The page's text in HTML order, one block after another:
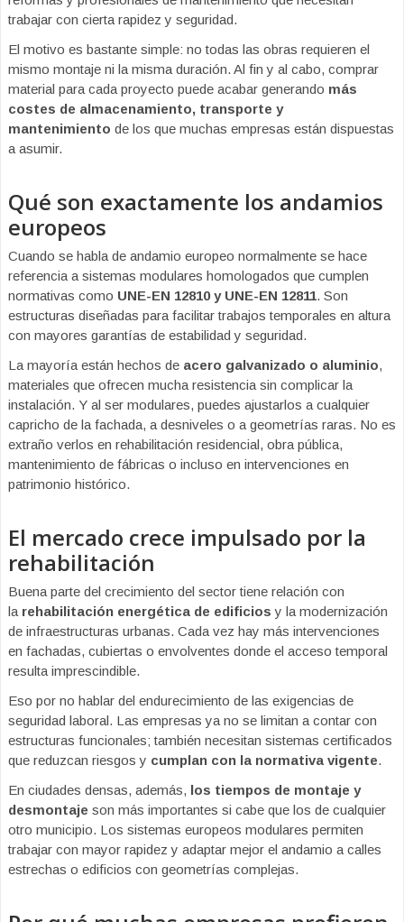
trabajar con cierta rapidez y seguridad.
El motivo es bastante simple: no todas las obras requieren el
mismo montaje ni la misma duración. Al fin y al cabo, comprar
material para cada proyecto puede acabar generando más
costes de almacenamiento, transporte y
mantenimiento de los que muchas empresas están dispuestas
a asumir.
Qué son exactamente los andamios
europeos
Cuando se habla de andamio europeo normalmente se hace
referencia a sistemas modulares homologados que cumplen
normativas como UNE-EN 12810 y UNE-EN 12811. Son
estructuras diseñadas para facilitar trabajos temporales en altura
con mayores garantías de estabilidad y seguridad.
La mayoría están hechos de acero galvanizado o aluminio,
materiales que ofrecen mucha resistencia sin complicar la
instalación. Y al ser modulares, puedes ajustarlos a cualquier
capricho de la fachada, a desniveles o a geometrías raras. No es
extraño verlos en rehabilitación residencial, obra pública,
mantenimiento de fábricas o incluso en intervenciones en
patrimonio histórico.
El mercado crece impulsado por la
rehabilitación
Buena parte del crecimiento del sector tiene relación con
la rehabilitación energética de edificios y la modernización
de infraestructuras urbanas. Cada vez hay más intervenciones
en fachadas, cubiertas o envolventes donde el acceso temporal
resulta imprescindible.
Eso por no hablar del endurecimiento de las exigencias de
seguridad laboral. Las empresas ya no se limitan a contar con
estructuras funcionales; también necesitan sistemas certificados
que reduzcan riesgos y cumplan con la normativa vigente.
En ciudades densas, además, los tiempos de montaje y
desmontaje son más importantes si cabe que los de cualquier
otro municipio. Los sistemas europeos modulares permiten
trabajar con mayor rapidez y adaptar mejor el andamio a calles
estrechas o edificios con geometrías complejas.